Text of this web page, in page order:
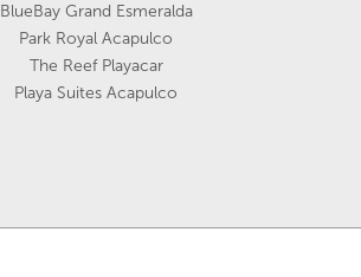
BlueBay Grand Esmeralda
Park Royal Acapulco
The Reef Playacar
Playa Suites Acapulco